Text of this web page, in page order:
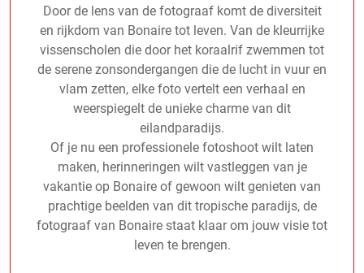
Door de lens van de fotograaf komt de diversiteit
en rijkdom van Bonaire tot leven. Van de kleurrijke
vissenscholen die door het koraalrif zwemmen tot
de serene zonsondergangen die de lucht in vuur en
vlam zetten, elke foto vertelt een verhaal en
weerspiegelt de unieke charme van dit
eilandparadijs.
Of je nu een professionele fotoshoot wilt laten
maken, herinneringen wilt vastleggen van je
vakantie op Bonaire of gewoon wilt genieten van
prachtige beelden van dit tropische paradijs, de
fotograaf van Bonaire staat klaar om jouw visie tot
leven te brengen.